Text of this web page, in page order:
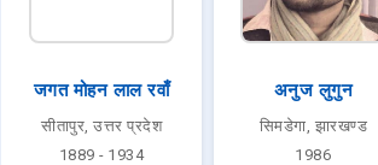
जगत मोहन लाल रवाँ
सीतापुर, उत्तर प्रदेश
1889 - 1934
अनुज लुगुन
सिमडेगा, झारखण्ड
1986